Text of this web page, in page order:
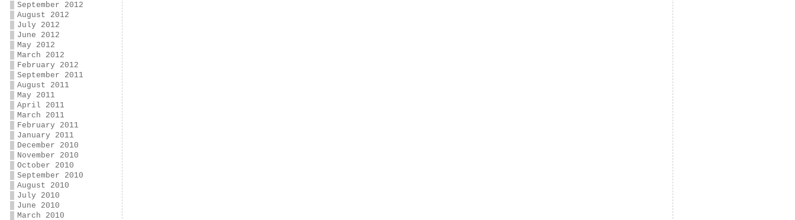
September 2012
August 2012
July 2012
June 2012
May 2012
March 2012
February 2012
September 2011
August 2011
May 2011
April 2011
March 2011
February 2011
January 2011
December 2010
November 2010
October 2010
September 2010
August 2010
July 2010
June 2010
March 2010